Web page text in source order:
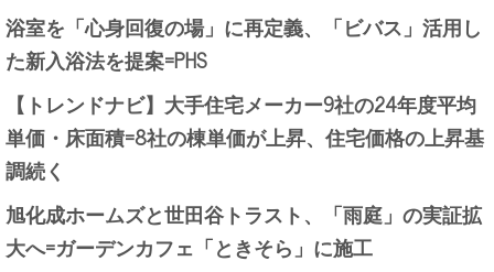
浴室を「心身回復の場」に再定義、「ビバス」活用し
た新入浴法を提案=PHS
【トレンドナビ】大手住宅メーカー9社の24年度平均
単価・床面積=8社の棟単価が上昇、住宅価格の上昇基
調続く
旭化成ホームズと世田谷トラスト、「雨庭」の実証拡
大へ=ガーデンカフェ「ときそら」に施工